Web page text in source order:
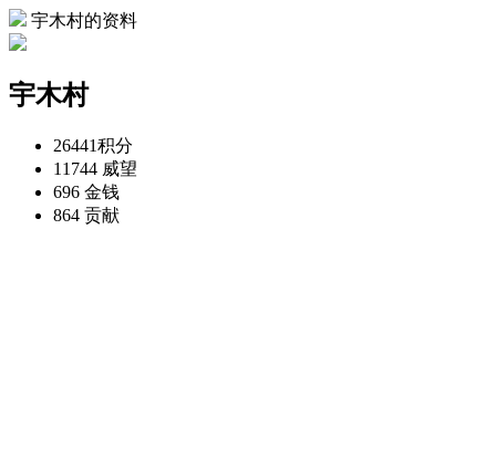
宇木村的资料
宇木村
26441积分
11744 威望
696 金钱
864 贡献